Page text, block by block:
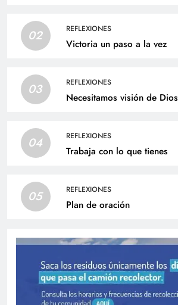
02 REFLEXIONES
Victoria un paso a la vez
03 REFLEXIONES
Necesitamos visión de Dios
04 REFLEXIONES
Trabaja con lo que tienes
05 REFLEXIONES
Plan de oración